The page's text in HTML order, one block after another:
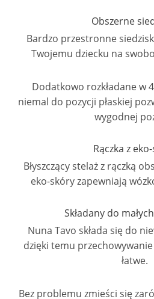
Obszerne
Bardzo przestronne
Twojemu dziecku na
Dodatkowo rozkładane w
niemal do pozycji płaskiej
wygodnej
Rączka z
Błyszczący stelaż z rączką
eko-skóry zapewniają
Składany do
Nuna Tavo składa się do
dzięki temu
łatwe.
Bez problemu zmieści się